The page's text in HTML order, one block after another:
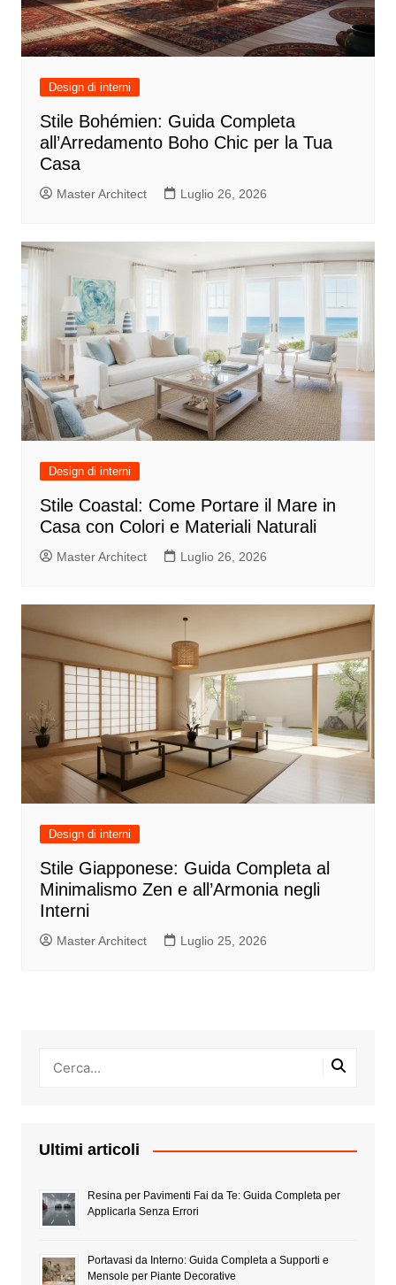
Design di interni
Stile Bohémien: Guida Completa
all’Arredamento Boho Chic per la Tua
Casa
Master Architect Luglio 26, 2026
Design di interni
Stile Coastal: Come Portare il Mare in
Casa con Colori e Materiali Naturali
Master Architect Luglio 26, 2026
Design di interni
Stile Giapponese: Guida Completa al
Minimalismo Zen e all’Armonia negli
Interni
Master Architect Luglio 25, 2026
Ultimi articoli
Resina per Pavimenti Fai da Te: Guida Completa per
Applicarla Senza Errori
Portavasi da Interno: Guida Completa a Supporti e
Mensole per Piante Decorative